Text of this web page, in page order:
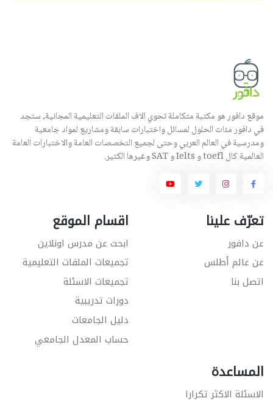
موقع دافور هو مكتبة متكاملة تحوي الاف الملفات التعليمية المجانية, ستجد
في دافور مئات الحلول لمسائل واختبارات سابقة ومشاريع لمواد جامعية
ومدرسية في العالم العربي وحتى لجميع التخصصات العامة والاختبارات العامة
العالمية كال toefl و Ielts و SAT وغيرها الكثير.
تعرّف علينا
عن دافور
عن عالم أطلس
اتصل بنا
اقسام الموقع
ابحث عن مدرس اونلاين
تجميعات الملفات التعليمية
تجميعات الاسئلة
دورات تدريبية
دليل الجامعات
حساب المعدل الجامعي
المساعدة
الاسئلة الاكثر تكرارا